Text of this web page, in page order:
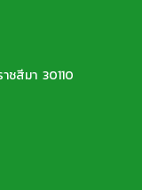
ชสีมา 30110